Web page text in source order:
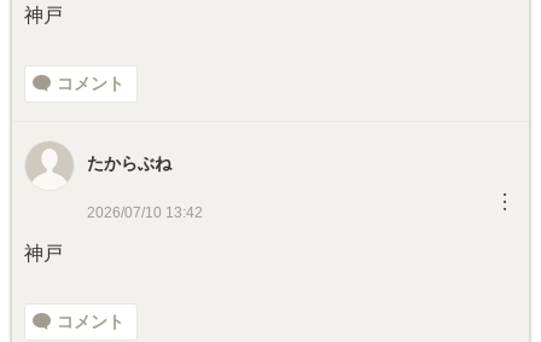
神戸
コメント
たからぶね
2026/07/10 13:42 ︙
神戸
コメント